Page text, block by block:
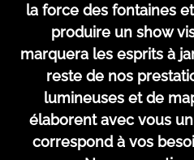
la force des fontaines
produire un show
marquera les esprits à
reste de nos
lumineuses et de
élaborent avec vous
correspond à vos